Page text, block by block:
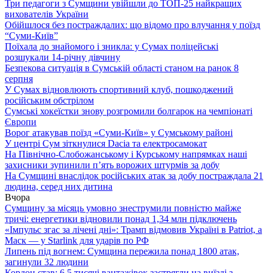
Три педагоги з Сумщини увійшли до ТОП-25 найкращих
вихователів України
Обійшлося без постраждалих: що відомо про влучання у поїзд
“Суми-Київ”
Поїхала до знайомого і зникла: у Сумах поліцейські
розшукали 14-річну дівчину
Безпекова ситуація в Сумській області станом на ранок 8
серпня
У Сумах відновлюють спортивний клуб, пошкоджений
російським обстрілом
Сумські хокеїстки знову розгромили болгарок на чемпіонаті
Європи
Ворог атакував поїзд «Суми-Київ» у Сумському районі
У центрі Сум зіткнулися Dacia та електросамокат
На Північно-Слобожанському і Курському напрямках наші
захисники зупинили п’ять ворожих штурмів за добу
На Сумщині внаслідок російських атак за добу постраждала 21
людина, серед них дитина
Вчора
Сумщину за місяць умовно знеструмили повністю майже
тричі: енергетики відновили понад 1,34 млн підключень
«Імпульс згас за лічені дні»: Трамп відмовив Україні в Patriot, а
Маск — у Starlink для ударів по РФ
Липень під вогнем: Сумщина пережила понад 1800 атак,
загинули 32 людини